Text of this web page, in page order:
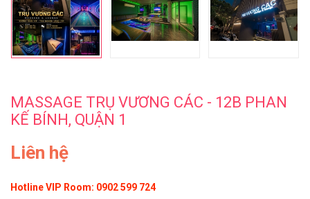
MASSAGE TRỤ VƯƠNG CÁC - 12B PHAN
KẾ BÍNH, QUẬN 1
Liên hệ
Hotline VIP Room: 0902 599 724